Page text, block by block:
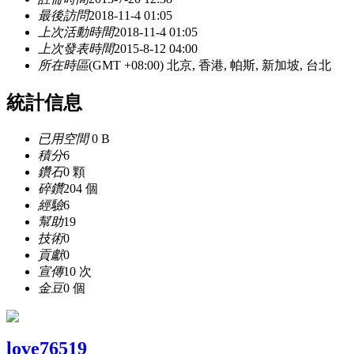
最後訪問2018-11-4 01:05
上次活動時間2018-11-4 01:05
上次發表時間2015-8-12 04:00
所在時區(GMT +08:00) 北京, 香港, 帕斯, 新加坡, 台北
統計信息
已用空間0 B
積分6
鑽石0 顆
碎鑽204 個
經驗6
幫助19
技術0
貢獻0
宣傳10 次
金豆0 個
love76519